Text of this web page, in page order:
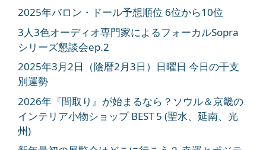
2025年バロン・ドール予想順位 6位から10位
3人3色オーディオ専門家によるフォーカルSopra
シリーズ懇談会ep.2
2025年3月2日（陰暦2月3日）日曜日 今日の干支
別運勢
2026年『間取り』が始まるなら？ソウル＆京畿の
インテリア小物ショップ BEST 5 (聖水、延南、光
州)